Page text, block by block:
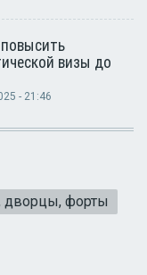
повысить
визы до
- 21:46
дворцы, форты